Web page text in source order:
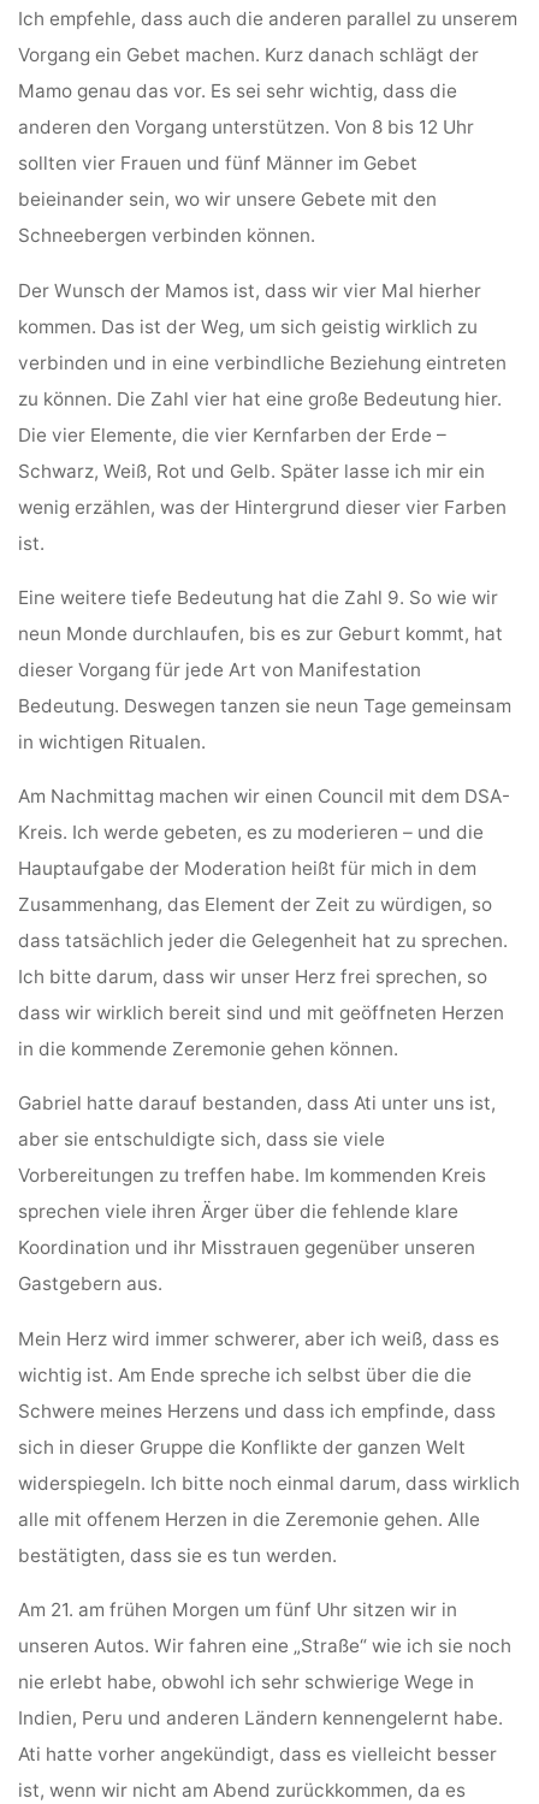
Ich empfehle, dass auch die anderen parallel zu unserem
Vorgang ein Gebet machen. Kurz danach schlägt der
Mamo genau das vor. Es sei sehr wichtig, dass die
anderen den Vorgang unterstützen. Von 8 bis 12 Uhr
sollten vier Frauen und fünf Männer im Gebet
beieinander sein, wo wir unsere Gebete mit den
Schneebergen verbinden können.
Der Wunsch der Mamos ist, dass wir vier Mal hierher
kommen. Das ist der Weg, um sich geistig wirklich zu
verbinden und in eine verbindliche Beziehung eintreten
zu können. Die Zahl vier hat eine große Bedeutung hier.
Die vier Elemente, die vier Kernfarben der Erde –
Schwarz, Weiß, Rot und Gelb. Später lasse ich mir ein
wenig erzählen, was der Hintergrund dieser vier Farben
ist.
Eine weitere tiefe Bedeutung hat die Zahl 9. So wie wir
neun Monde durchlaufen, bis es zur Geburt kommt, hat
dieser Vorgang für jede Art von Manifestation
Bedeutung. Deswegen tanzen sie neun Tage gemeinsam
in wichtigen Ritualen.
Am Nachmittag machen wir einen Council mit dem DSA-
Kreis. Ich werde gebeten, es zu moderieren – und die
Hauptaufgabe der Moderation heißt für mich in dem
Zusammenhang, das Element der Zeit zu würdigen, so
dass tatsächlich jeder die Gelegenheit hat zu sprechen.
Ich bitte darum, dass wir unser Herz frei sprechen, so
dass wir wirklich bereit sind und mit geöffneten Herzen
in die kommende Zeremonie gehen können.
Gabriel hatte darauf bestanden, dass Ati unter uns ist,
aber sie entschuldigte sich, dass sie viele
Vorbereitungen zu treffen habe. Im kommenden Kreis
sprechen viele ihren Ärger über die fehlende klare
Koordination und ihr Misstrauen gegenüber unseren
Gastgebern aus.
Mein Herz wird immer schwerer, aber ich weiß, dass es
wichtig ist. Am Ende spreche ich selbst über die die
Schwere meines Herzens und dass ich empfinde, dass
sich in dieser Gruppe die Konflikte der ganzen Welt
widerspiegeln. Ich bitte noch einmal darum, dass wirklich
alle mit offenem Herzen in die Zeremonie gehen. Alle
bestätigten, dass sie es tun werden.
Am 21. am frühen Morgen um fünf Uhr sitzen wir in
unseren Autos. Wir fahren eine „Straße“ wie ich sie noch
nie erlebt habe, obwohl ich sehr schwierige Wege in
Indien, Peru und anderen Ländern kennengelernt habe.
Ati hatte vorher angekündigt, dass es vielleicht besser
ist, wenn wir nicht am Abend zurückkommen, da es